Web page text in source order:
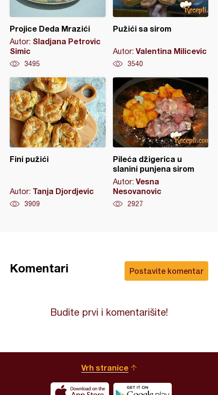
Projice Deda Mrazići
Autor: Sladjana Petrovic
Simic
3495
Pužići sa sirom
Autor: Valentina Milicevic
3540
Fini pužići
Autor: Tanja Djordjevic
3909
Pileća džigerica u
slanini punjena sirom
Autor: Vesna
Nesovanovic
2927
Postavite komentar
Komentari
Budite prvi i komentarišite!
Vrh stranice